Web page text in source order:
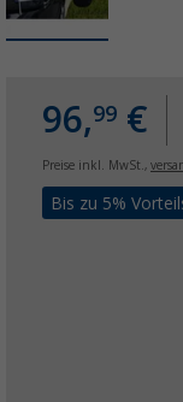
96,99 €
Preise inkl. MwSt.,
Bis zu 5%